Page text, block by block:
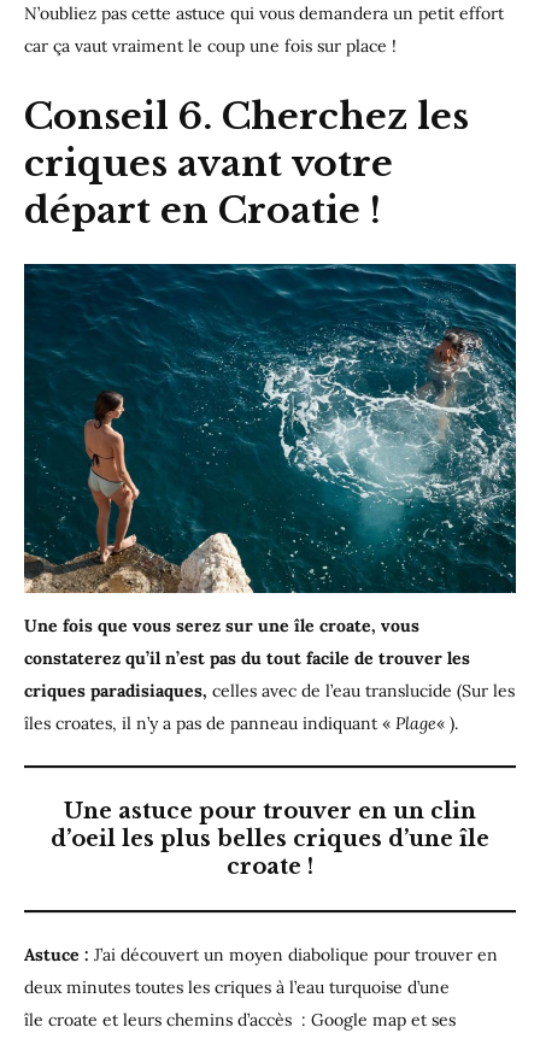
N’oubliez pas cette astuce qui vous demandera un petit effort
car ça vaut vraiment le coup une fois sur place !
Conseil 6. Cherchez les
criques avant votre
départ en Croatie !
Une fois que vous serez sur une île croate, vous
constaterez qu’il n’est pas du tout facile de trouver les
criques paradisiaques, celles avec de l’eau translucide (Sur les
îles croates, il n’y a pas de panneau indiquant « Plage« ).
Une astuce pour trouver en un clin
d’oeil les plus belles criques d’une île
croate !
Astuce : J’ai découvert un moyen diabolique pour trouver en
deux minutes toutes les criques à l’eau turquoise d’une
île croate et leurs chemins d’accès : Google map et ses